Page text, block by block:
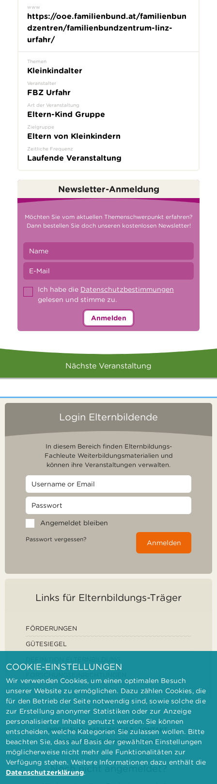
www
https://ooe.familienbund.at/familienbun
dzentren/familienbundzentrum-linz-
urfahr/
Themen
Kleinkindalter
Veranstalter
FBZ Urfahr
Art der Veranstaltung
Eltern-Kind Gruppe
Zielgruppe
Eltern von Kleinkindern
Zeitliche Frequenz
Laufende Veranstaltung
Newsletter-Anmeldung
Möchten Sie vom aktuellen Themenschwerpunkt erfahren?
Dann bestellen Sie doch unseren kostenlosen Newsletter!
Ich habe die Datenschutzbestimmungen
gelesen und stimme zu.
Anmelden
Nächste Veranstaltung
Login Elternbildende
In diesem Bereich finden Elternbildungs-
Fachleute Weiterbildungsmaterialien und
können ihre Veranstaltungen verwalten.
Angemeldet bleiben
Passwort vergessen? Anmelden
Links für Elternbildungs-Träger
FÖRDERUNGEN
GÜTESIEGEL
IMPRESSUM DATENSCHUTZ
KONTAKT
BARRIEREFREIHEITSERKLÄRUNG
Noch nicht angemeldet?
COOKIE-EINSTELLUNGEN
Wir verwenden Cookies, um einen optimalen Besuch
unserer Website zu ermöglichen. Dazu zählen Cookies, die
für den Betrieb der Seite notwendig sind, sowie solche die
zur Erstellung anonymer Statistiken oder zur Anzeige
personalisierter Inhalte genutzt werden. Sie können
entscheiden, welche Kategorien Sie zulassen wollen. Bitte
beachten Sie, dass auf Basis der gewählten Einstellungen
möglicherweise nicht mehr alle Funktionalitäten zur
Verfügung stehen. Weitere Informationen dazu enthält die
Datenschutzerklärung.